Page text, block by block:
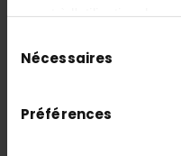
tout moment en
cookies ou en cliquant
Si vous le permettez,
Nécessaires
Préférences